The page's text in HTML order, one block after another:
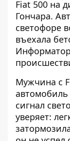
Fiat 500 на
Гончара.
светофоре
въехала
Информатор
Мужчина с
автомобиль
сигнал
уверяет: